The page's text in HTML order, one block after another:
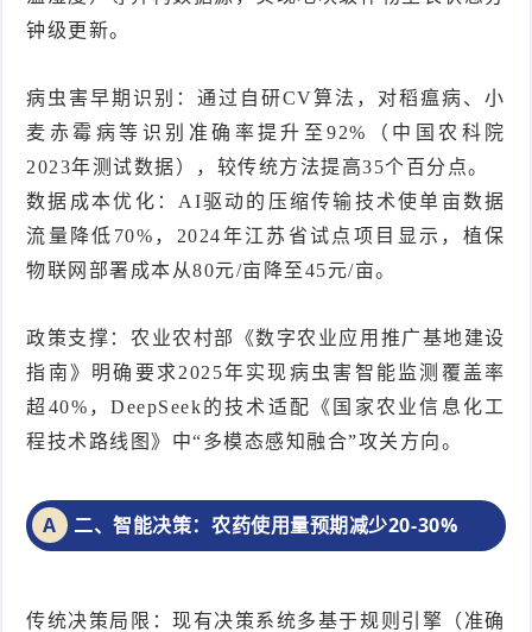
钟级更新。
病虫害早期识别：通过自研CV算法，对稻瘟病、小
麦赤霉病等识别准确率提升至92%（中国农科院
2023年测试数据），较传统方法提高35个百分点。
数据成本优化：AI驱动的压缩传输技术使单亩数据
流量降低70%，2024年江苏省试点项目显示，植保
物联网部署成本从80元/亩降至45元/亩。
政策支撑：农业农村部《数字农业应用推广基地建设
指南》明确要求2025年实现病虫害智能监测覆盖率
超40%，DeepSeek的技术适配《国家农业信息化工
程技术路线图》中“多模态感知融合”攻关方向。
A 二、智能决策：农药使用量预期减少20-30%
传统决策局限：现有决策系统多基于规则引擎（准确